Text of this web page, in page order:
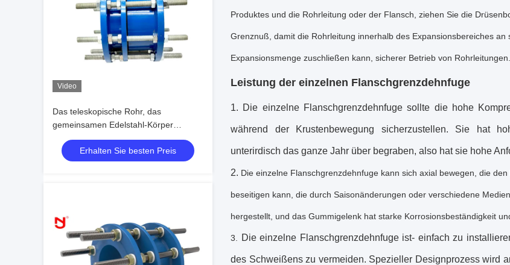
Video
Das teleskopische Rohr, das
gemeinsamen Edelstahl-Körper
abbaut, Roheisen-Expansion
Dacromet-Beschichtung
Erhalten Sie besten Preis
Produktes und die Rohrleitung oder der Flansch, ziehen Sie die
Grenznuß, damit die Rohrleitung innerhalb des Expansionsbereiches
Expansionsmenge zuschließen kann, sicherer Betrieb von Rohrleitungen.
Leistung der einzelnen Flanschgrenzdehnfuge
1. Die einzelne Flanschgrenzdehnfuge sollte die hohe
während der Krustenbewegung sicherzustellen. Sie hat
unterirdisch das ganze Jahr über begraben, also hat sie hohe
2. Die einzelne Flanschgrenzdehnfuge kann sich axial bewegen, die
beseitigen kann, die durch Saisonänderungen oder verschiedene
hergestellt, und das Gummigelenk hat starke Korrosionsbeständigkeit
3. Die einzelne Flanschgrenzdehnfuge ist- einfach zu
des Schweißens zu vermeiden. Spezieller Designprozess wird